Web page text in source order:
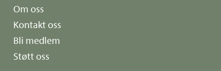
Om oss
Kontakt oss
Bli medlem
Støtt oss